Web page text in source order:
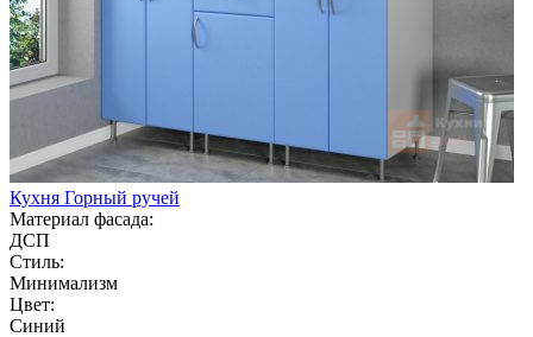
Кухня Горный ручей
Материал фасада:
ДСП
Стиль:
Минимализм
Цвет:
Синий